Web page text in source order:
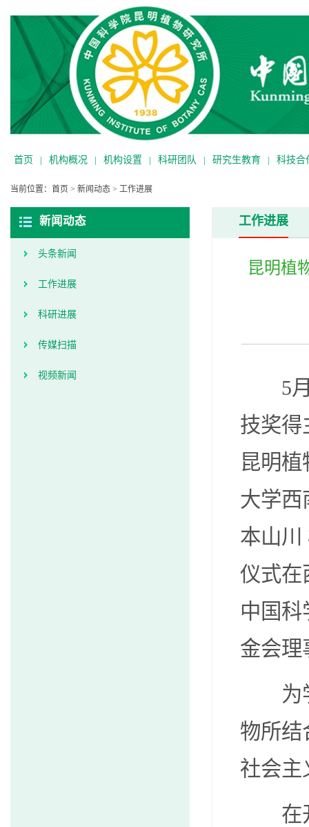
首页 | 机构概况 | 机构设置 | 科研团队 | 研究生教育 | 科技合
当前位置： 首页 > 新闻动态 > 工作进展
新闻动态
头条新闻
工作进展
科研进展
传媒扫描
视频新闻
工作进展
昆明植
5
技奖得
昆明
大学西
本山川
仪式在
中国
金会理
为
物所结
社会主
在